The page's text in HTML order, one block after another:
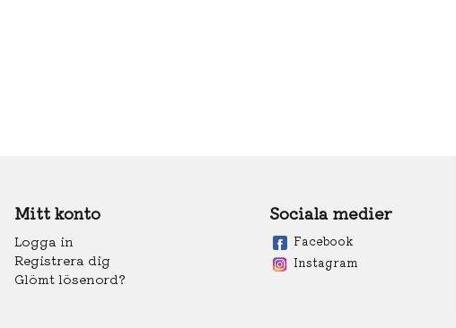
Mitt konto
Logga in
Registrera dig
Glömt lösenord?
Sociala medier
Facebook
Instagram